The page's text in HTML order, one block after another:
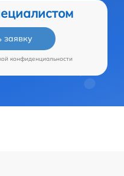
заявку
конфиденциальности